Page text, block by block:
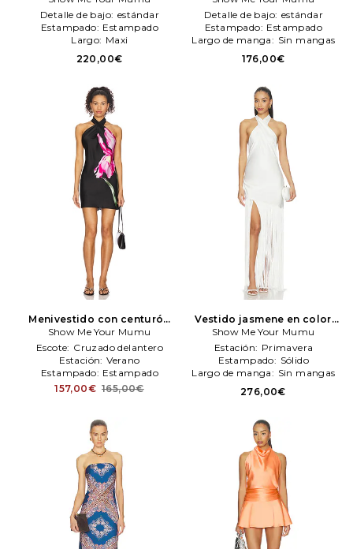
Detalle de bajo: estándar
Estampado: Estampado
Largo: Maxi
220,00€
Detalle de bajo: estándar
Estampado: Estampado
Largo de manga: Sin mangas
176,00€
Menivestido con centurón
jasmene en color negro
Show Me Your Mumu
Show Me Your Mumu
Escote: Cruzado delantero
Estación: Verano
Estampado: Estampado
157,00€ 165,00€
Vestido jasmene en color
Marfil Show Me Your Mumu
Show Me Your Mumu
Estación: Primavera
Estampado: Sólido
Largo de manga: Sin mangas
276,00€